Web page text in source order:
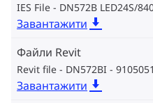
IES File - DN572B LED24S/
Завантажити
Файли Revit
Revit file - DN572BI -
Завантажити